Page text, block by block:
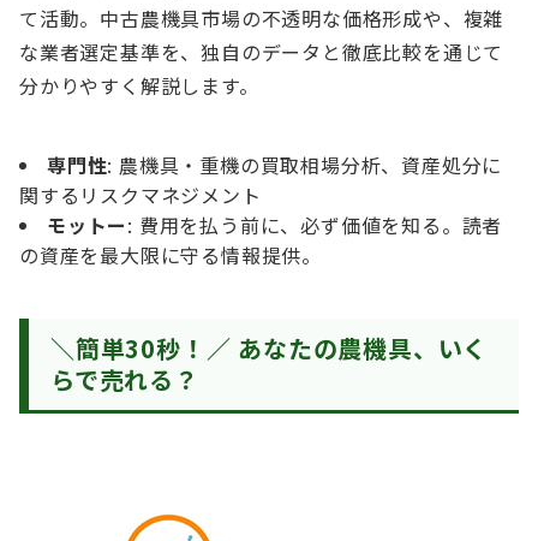
て活動。中古農機具市場の不透明な価格形成や、複雑
な業者選定基準を、独自のデータと徹底比較を通じて
分かりやすく解説します。
専門性: 農機具・重機の買取相場分析、資産処分に
関するリスクマネジメント
モットー: 費用を払う前に、必ず価値を知る。読者
の資産を最大限に守る情報提供。
＼簡単30秒！／ あなたの農機具、いく
らで売れる？